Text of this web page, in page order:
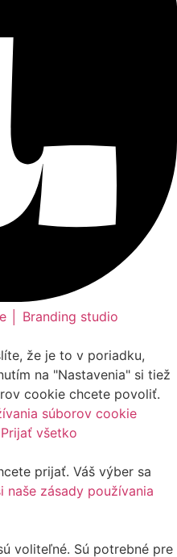
│ Branding studio
že je to v poriadku,
na "Nastavenia" si tiež
cookie chcete povoliť.
súborov cookie
Prijať všetko
prijať. Váš výber sa
naše zásady používania
voliteľné. Sú potrebné pre